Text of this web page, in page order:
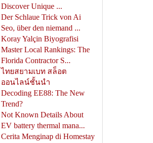
Discover Unique ...
Der Schlaue Trick von Ai
Seo, über den niemand ...
Koray Yalçin Biyografisi
Master Local Rankings: The
Florida Contractor S...
ไทยสยามเบท สล็อต
ออนไลน์ชั้นนำ
Decoding EE88: The New
Trend?
Not Known Details About
EV battery thermal mana...
Cerita Menginap di Homestay